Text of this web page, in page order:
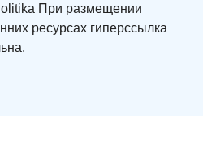
При размещении
ресурсах гиперссылка